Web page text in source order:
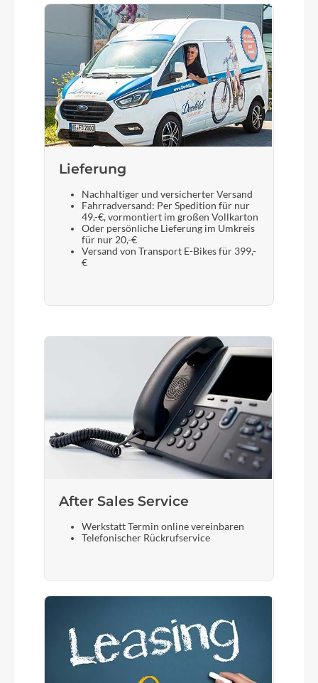
Lieferung
Nachhaltiger und versicherter Versand
Fahrradversand: Per Spedition für nur
49,-€, vormontiert im großen Vollkarton
Oder persönliche Lieferung im Umkreis
für nur 20,-€
Versand von Transport E-Bikes für 399,-
€
After Sales Service
Werkstatt Termin online vereinbaren
Telefonischer Rückrufservice